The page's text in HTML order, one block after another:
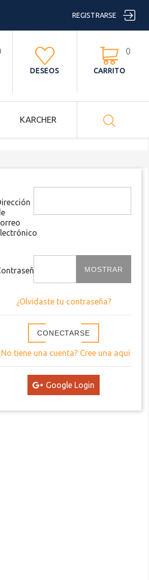
REGISTRARSE 

CARRITO
0

DESEOS
KARCHER 
MOSTRAR
¿Olvidaste tu contraseña?
CONECTARSE
tiene una cuenta? Cree una aquí
Google Login